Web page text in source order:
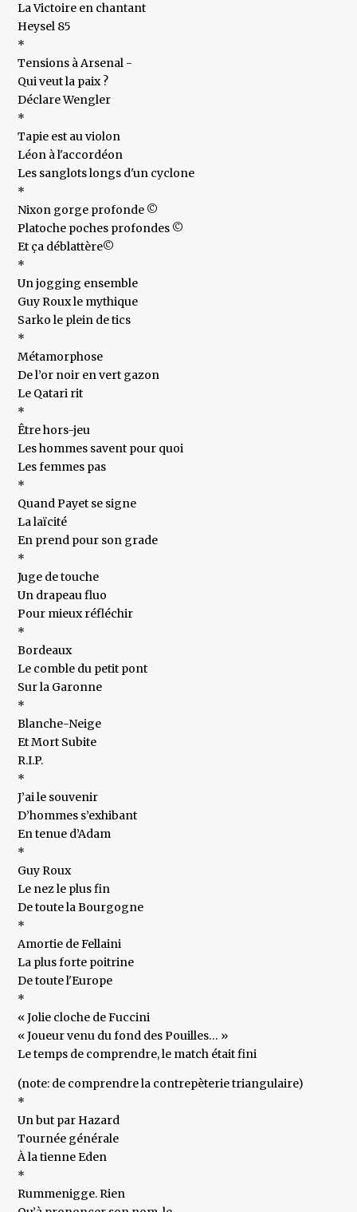
La Victoire en chantant
Heysel 85
*
Tensions à Arsenal -
Qui veut la paix ?
Déclare Wengler
*
Tapie est au violon
Léon à l'accordéon
Les sanglots longs d'un cyclone
*
Nixon gorge profonde ©
Platoche poches profondes ©
Et ça déblattère©
*
Un jogging ensemble
Guy Roux le mythique
Sarko le plein de tics
*
Métamorphose
De l’or noir en vert gazon
Le Qatari rit
*
Être hors-jeu
Les hommes savent pour quoi
Les femmes pas
*
Quand Payet se signe
La laïcité
En prend pour son grade
*
Juge de touche
Un drapeau fluo
Pour mieux réfléchir
*
Bordeaux
Le comble du petit pont
Sur la Garonne
*
Blanche-Neige
Et Mort Subite
R.I.P.
*
J’ai le souvenir
D’hommes s’exhibant
En tenue d’Adam
*
Guy Roux
Le nez le plus fin
De toute la Bourgogne
*
Amortie de Fellaini
La plus forte poitrine
De toute l'Europe
*
« Jolie cloche de Fuccini
« Joueur venu du fond des Pouilles… »
Le temps de comprendre, le match était fini
(note: de comprendre la contrepèterie triangulaire)
*
Un but par Hazard
Tournée générale
À la tienne Eden
*
Rummenigge. Rien